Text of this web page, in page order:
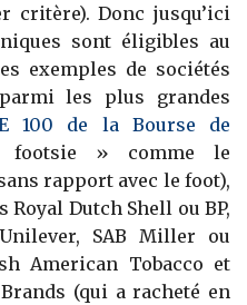
critère). Donc jusqu’ici
sont éligibles au
exemples de sociétés
les plus grandes
100 de la Bourse de
» comme le
rapport avec le foot),
Dutch Shell ou BP,
SAB Miller ou
American Tobacco et
(qui a racheté en